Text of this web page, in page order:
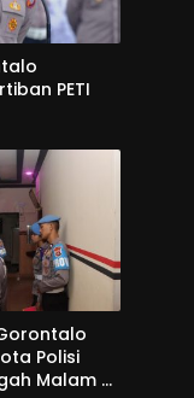
PETI
Polisi
Malam di